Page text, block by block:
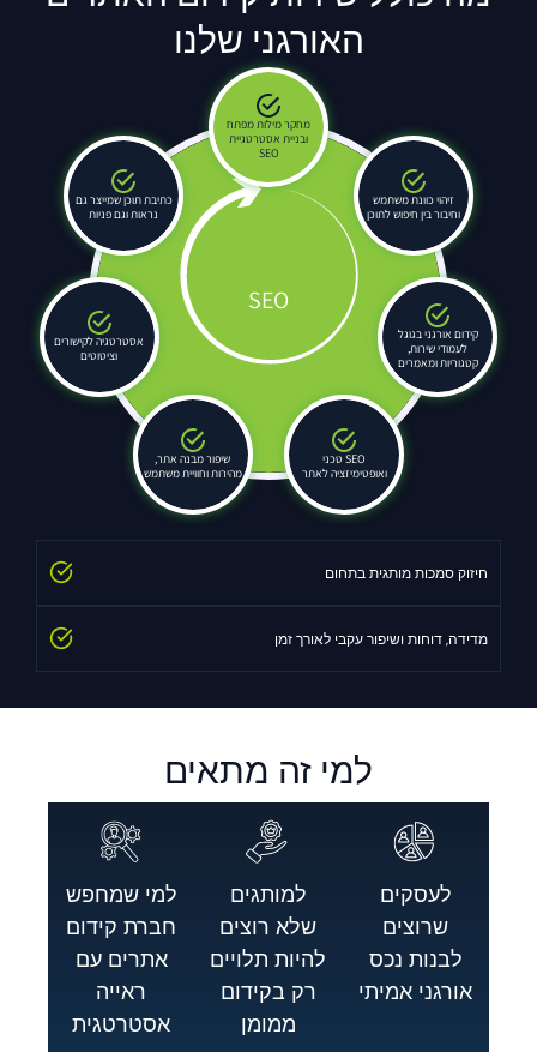
האורגני שלנו
מחקר מילות מפתח
ובניית אסטרטגיית
SEO
SEO
זיהוי כוונת משתמש
וחיבור בין חיפוש לתוכן
קידום אורגני בגוגל
לעמודי שירות,
קטגוריות ומאמרים
SEO טכני
ואופטימיזציה לאתר
שיפור מבנה אתר,
מהירות וחוויית משתמש
אסטרטגיה לקישורים
וציטוטים
כתיבת תוכן שמייצר גם
נראות וגם פניות
חיזוק סמכות מותגית בתחום
מדידה, דוחות ושיפור עקבי לאורך זמן
למי זה מתאים
לעסקים
שרוצים
לבנות נכס
אורגני אמיתי
למותגים
שלא רוצים
להיות תלויים
רק בקידום
ממומן
למי שמחפש
חברת קידום
אתרים עם
ראייה
אסטרטגית